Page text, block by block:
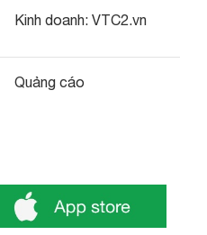
Kinh doanh: VTC2.vn
Quảng cáo